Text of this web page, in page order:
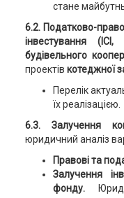
стане
6.2. Податково-
інвестування
будівельного
проектів котеджної
Перелік
їх реалізацією.
6.3. Залучення
юридичний аналіз
Правові та
Залучення
фонду.